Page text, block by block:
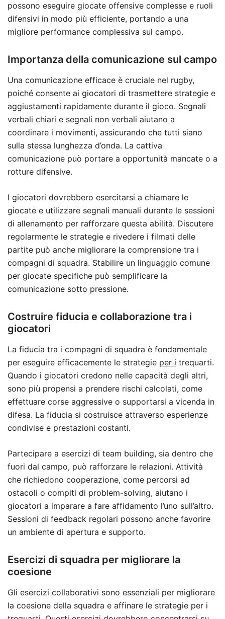
possono eseguire giocate offensive complesse e ruoli
difensivi in modo più efficiente, portando a una
migliore performance complessiva sul campo.
Importanza della comunicazione sul campo
Una comunicazione efficace è cruciale nel rugby,
poiché consente ai giocatori di trasmettere strategie e
aggiustamenti rapidamente durante il gioco. Segnali
verbali chiari e segnali non verbali aiutano a
coordinare i movimenti, assicurando che tutti siano
sulla stessa lunghezza d’onda. La cattiva
comunicazione può portare a opportunità mancate o a
rotture difensive.
I giocatori dovrebbero esercitarsi a chiamare le
giocate e utilizzare segnali manuali durante le sessioni
di allenamento per rafforzare questa abilità. Discutere
regolarmente le strategie e rivedere i filmati delle
partite può anche migliorare la comprensione tra i
compagni di squadra. Stabilire un linguaggio comune
per giocate specifiche può semplificare la
comunicazione sotto pressione.
Costruire fiducia e collaborazione tra i
giocatori
La fiducia tra i compagni di squadra è fondamentale
per eseguire efficacemente le strategie per i trequarti.
Quando i giocatori credono nelle capacità degli altri,
sono più propensi a prendere rischi calcolati, come
effettuare corse aggressive o supportarsi a vicenda in
difesa. La fiducia si costruisce attraverso esperienze
condivise e prestazioni costanti.
Partecipare a esercizi di team building, sia dentro che
fuori dal campo, può rafforzare le relazioni. Attività
che richiedono cooperazione, come percorsi ad
ostacoli o compiti di problem-solving, aiutano i
giocatori a imparare a fare affidamento l’uno sull’altro.
Sessioni di feedback regolari possono anche favorire
un ambiente di apertura e supporto.
Esercizi di squadra per migliorare la
coesione
Gli esercizi collaborativi sono essenziali per migliorare
la coesione della squadra e affinare le strategie per i